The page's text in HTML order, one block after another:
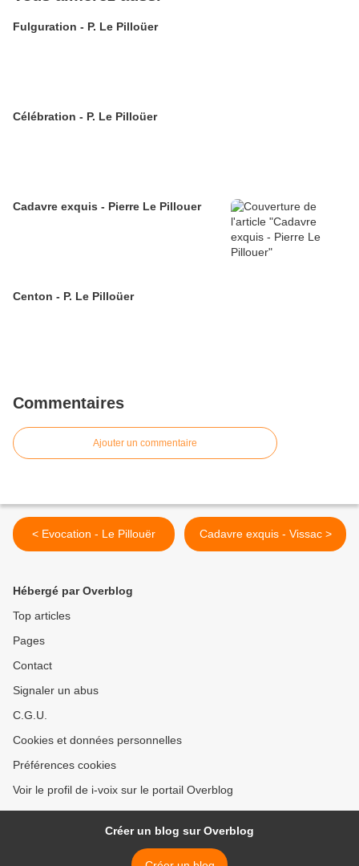
Fulguration - P. Le Pilloüer
Célébration - P. Le Pilloüer
Cadavre exquis - Pierre Le Pillouer
Centon - P. Le Pilloüer
Commentaires
Ajouter un commentaire
< Evocation - Le Pillouër Cadavre exquis - Vissac >
Hébergé par Overblog
Top articles
Pages
Contact
Signaler un abus
C.G.U.
Cookies et données personnelles
Préférences cookies
Voir le profil de i-voix sur le portail Overblog
Créer un blog sur Overblog